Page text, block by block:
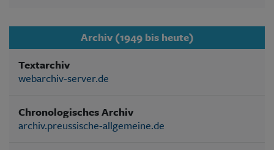
Archiv (1949 bis heute)
Textarchiv
webarchiv-server.de
Chronologisches Archiv
archiv.preussische-allgemeine.de